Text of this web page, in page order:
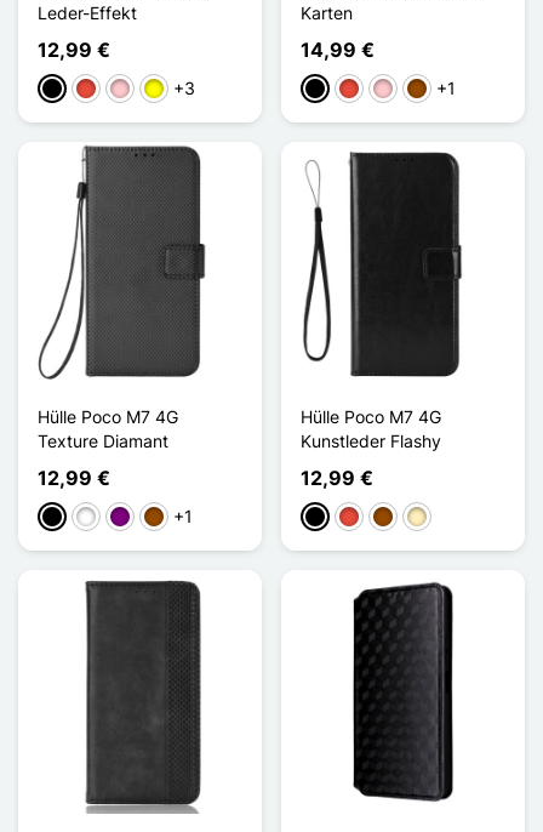
Leder-Effekt
12,99 €
Schwarz
Rot PinkGelb+3
Karten
14,99 €
Schwarz
Rot PinkBraun
+1
Hülle Poco M7 4G
Texture Diamant
12,99 €
Schwarz
WeißViolettBraun
+1
Hülle Poco M7 4G
Kunstleder Flashy
12,99 €
Schwarz
Rot BraunGolden